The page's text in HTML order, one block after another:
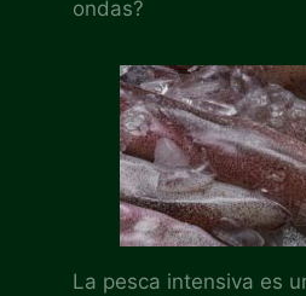
ondas?
La pesca intensiva es